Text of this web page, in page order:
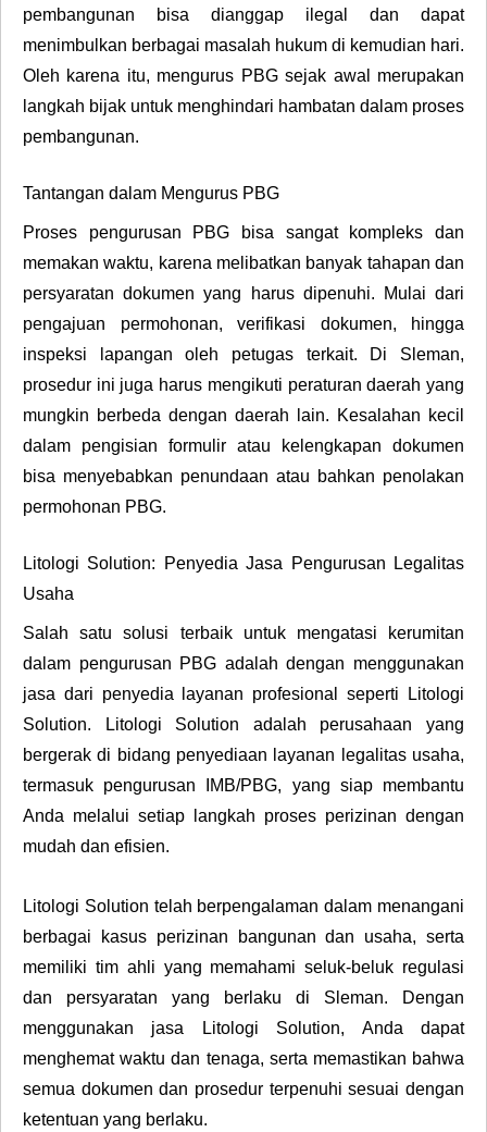
pembangunan bisa dianggap ilegal dan dapat
menimbulkan berbagai masalah hukum di kemudian hari.
Oleh karena itu, mengurus PBG sejak awal merupakan
langkah bijak untuk menghindari hambatan dalam proses
pembangunan.
Tantangan dalam Mengurus PBG
Proses pengurusan PBG bisa sangat kompleks dan
memakan waktu, karena melibatkan banyak tahapan dan
persyaratan dokumen yang harus dipenuhi. Mulai dari
pengajuan permohonan, verifikasi dokumen, hingga
inspeksi lapangan oleh petugas terkait. Di Sleman,
prosedur ini juga harus mengikuti peraturan daerah yang
mungkin berbeda dengan daerah lain. Kesalahan kecil
dalam pengisian formulir atau kelengkapan dokumen
bisa menyebabkan penundaan atau bahkan penolakan
permohonan PBG.
Litologi Solution: Penyedia Jasa Pengurusan Legalitas
Usaha
Salah satu solusi terbaik untuk mengatasi kerumitan
dalam pengurusan PBG adalah dengan menggunakan
jasa dari penyedia layanan profesional seperti Litologi
Solution. Litologi Solution adalah perusahaan yang
bergerak di bidang penyediaan layanan legalitas usaha,
termasuk pengurusan IMB/PBG, yang siap membantu
Anda melalui setiap langkah proses perizinan dengan
mudah dan efisien.
Litologi Solution telah berpengalaman dalam menangani
berbagai kasus perizinan bangunan dan usaha, serta
memiliki tim ahli yang memahami seluk-beluk regulasi
dan persyaratan yang berlaku di Sleman. Dengan
menggunakan jasa Litologi Solution, Anda dapat
menghemat waktu dan tenaga, serta memastikan bahwa
semua dokumen dan prosedur terpenuhi sesuai dengan
ketentuan yang berlaku.